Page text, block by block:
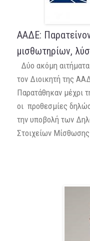
ΑΑΔΕ:
μισθωτηρίων,
Δύο ακόμη
τον Διοικητή της
Παρατάθηκαν μέχρι
οι προθεσμίες
την υποβολή των
Στοιχείων